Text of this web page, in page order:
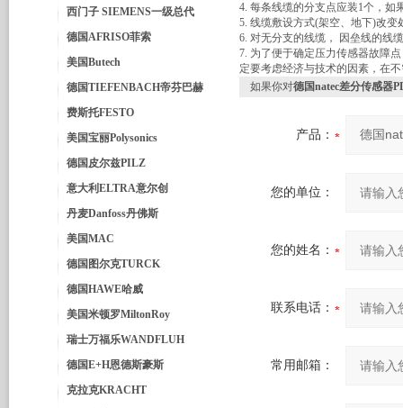
西门子 SIEMENS一级总代
德国AFRISO菲索
美国Butech
德国TIEFENBACH帝芬巴赫
费斯托FESTO
美国宝丽Polysonics
德国皮尔兹PILZ
意大利ELTRA意尔创
丹麦Danfoss丹佛斯
美国MAC
德国图尔克TURCK
德国HAWE哈威
美国米顿罗MiltonRoy
瑞士万福乐WANDFLUH
德国E+H恩德斯豪斯
克拉克KRACHT
4. 每条线缆的分支点应装1个，如
5. 线缆敷设方式(架空、地下)改变
6. 对无分支的线缆， 因垒线的线
7. 为了便于确定压力传感器故障
定要考虑经济与技术的因素，在
如果你对德国natec差分传感器
产品：
您的单位：
您的姓名：
联系电话：
常用邮箱：